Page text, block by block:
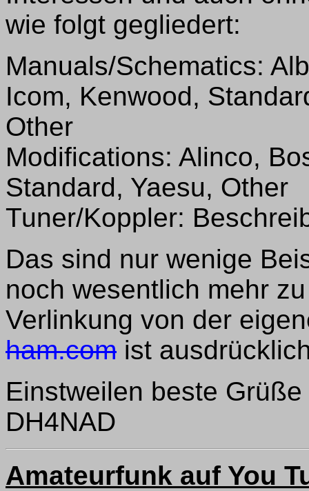
wie folgt gegliedert:
Manuals/Schematics:
Icom, Kenwood,
Other
Modifications: Alinco,
Standard, Yaesu, Other
Tuner/Koppler:
Das sind nur wenige
noch wesentlich mehr
Verlinkung von der
ham.com ist
Einstweilen beste
DH4NAD
Amateurfunk auf You